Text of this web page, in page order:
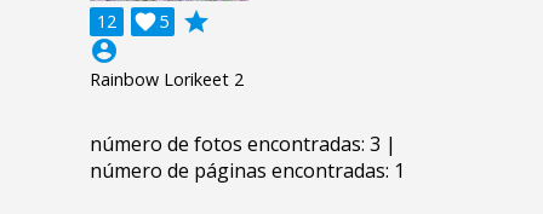
12 5

grade
account_circle
Rainbow Lorikeet 2
número de fotos encontradas: 3 |
número de páginas encontradas: 1